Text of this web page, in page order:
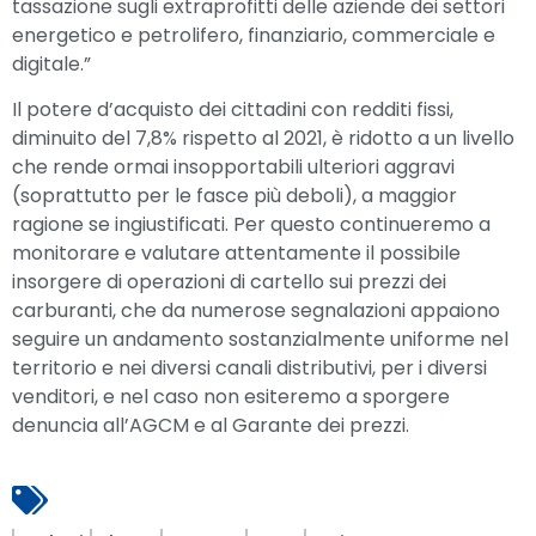
tassazione sugli extraprofitti delle aziende dei settori
energetico e petrolifero, finanziario, commerciale e
digitale.”
Il potere d’acquisto dei cittadini con redditi fissi,
diminuito del 7,8% rispetto al 2021, è ridotto a un livello
che rende ormai insopportabili ulteriori aggravi
(soprattutto per le fasce più deboli), a maggior
ragione se ingiustificati. Per questo continueremo a
monitorare e valutare attentamente il possibile
insorgere di operazioni di cartello sui prezzi dei
carburanti, che da numerose segnalazioni appaiono
seguire un andamento sostanzialmente uniforme nel
territorio e nei diversi canali distributivi, per i diversi
venditori, e nel caso non esiteremo a sporgere
denuncia all’AGCM e al Garante dei prezzi.